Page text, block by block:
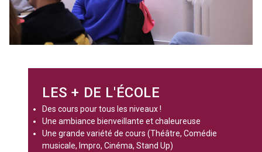
LES + DE L'ÉCOLE
Des cours pour tous les niveaux !
Une ambiance bienveillante et chaleureuse
Une grande variété de cours (Théâtre, Comédie
musicale, Impro, Cinéma, Stand Up)